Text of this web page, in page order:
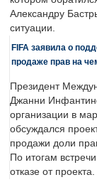
Александру
ситуации.
FIFA заявила о
продаже прав на
Президент
Джанни
организации в
обсуждался
продажи доли
По итогам
отказе от проекта.